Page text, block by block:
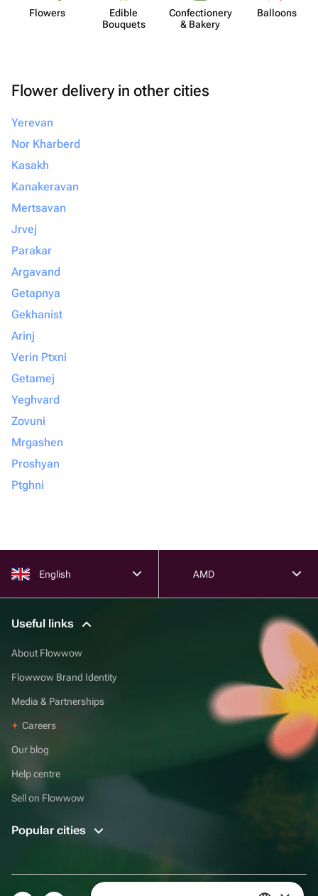
Flowers
Edible
Bouquets
Confect​ionery
& Bakery
Balloons
Flower delivery in other cities
Yerevan
Nor Kharberd
Kasakh
Kanakeravan
Mertsavan
Jrvej
Parakar
Argavand
Getapnya
Gekhanist
Arinj
Verin Ptxni
Getamej
Yeghvard
Zovuni
Mrgashen
Proshyan
Ptghni
English AMD
Useful links
About Flowwow
Flowwow Brand Identity
Media & Partnerships
Careers
Our blog
Help centre
Sell on Flowwow
Popular cities